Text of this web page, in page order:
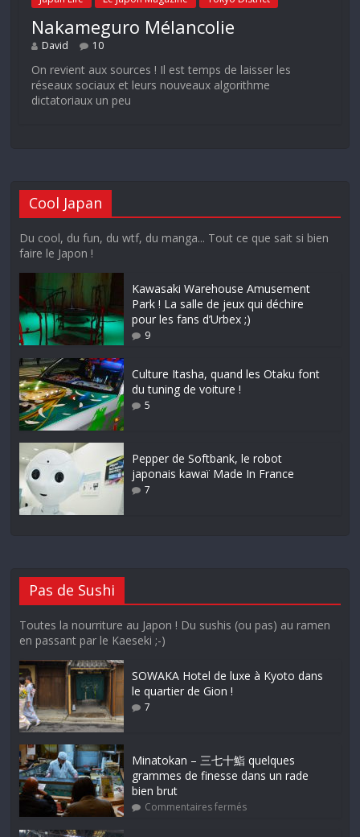
Nakameguro Mélancolie
David 10
On revient aux sources ! Il est temps de laisser les
réseaux sociaux et leurs nouveaux algorithme
dictatoriaux un peu
Cool Japan
Du cool, du fun, du wtf, du manga... Tout ce que sait si bien
faire le Japon !
Kawasaki Warehouse Amusement
Park ! La salle de jeux qui déchire
pour les fans d’Urbex ;)
9
Culture Itasha, quand les Otaku font
du tuning de voiture !
5
Pepper de Softbank, le robot
japonais kawaï Made In France
7
Pas de Sushi
Toutes la nourriture au Japon ! Du sushis (ou pas) au ramen
en passant par le Kaeseki ;-)
SOWAKA Hotel de luxe à Kyoto dans
le quartier de Gion !
7
Minatokan – 三七十鮨 quelques
grammes de finesse dans un rade
bien brut
Commentaires fermés